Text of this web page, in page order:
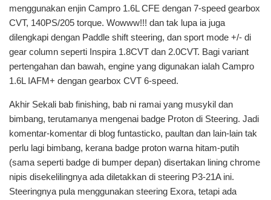
menggunakan enjin Campro 1.6L CFE dengan 7-speed gearbox
CVT, 140PS/205 torque. Wowww!!! dan tak lupa ia juga
dilengkapi dengan Paddle shift steering, dan sport mode +/- di
gear column seperti Inspira 1.8CVT dan 2.0CVT. Bagi variant
pertengahan dan bawah, engine yang digunakan ialah Campro
1.6L IAFM+ dengan gearbox CVT 6-speed.
Akhir Sekali bab finishing, bab ni ramai yang musykil dan
bimbang, terutamanya mengenai badge Proton di Steering. Jadi
komentar-komentar di blog funtasticko, paultan dan lain-lain tak
perlu lagi bimbang, kerana badge proton warna hitam-putih
(sama seperti badge di bumper depan) disertakan lining chrome
nipis disekelilingnya ada diletakkan di steering P3-21A ini.
Steeringnya pula menggunakan steering Exora, tetapi ada